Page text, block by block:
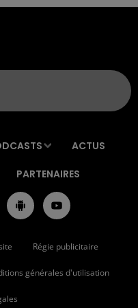
ACTUS
PARTENAIRES
Régie publicitaire
générales d'utilisation